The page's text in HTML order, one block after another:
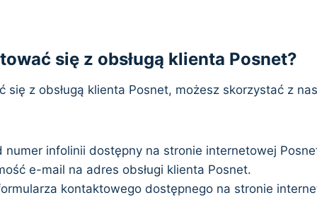
się z obsługą klienta Posnet?
się z obsługą klienta Posnet, możesz skorzystać z
numer infolinii dostępny na stronie internetowej
e-mail na adres obsługi klienta Posnet.
kontaktowego dostępnego na stronie